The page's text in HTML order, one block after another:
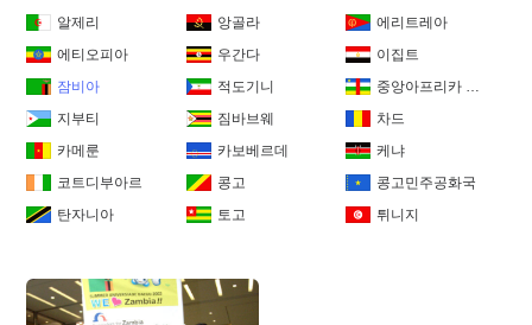
알제리
앙골라
에리트레아
에티오피아
우간다
이집트
잠비아
적도기니
중앙아프리카 공화국
지부티
짐바브웨
차드
카메룬
카보베르데
케냐
코트디부아르
콩고
콩고민주공화국
탄자니아
토고 튀니지